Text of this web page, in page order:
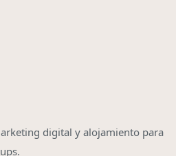
digital y alojamiento para